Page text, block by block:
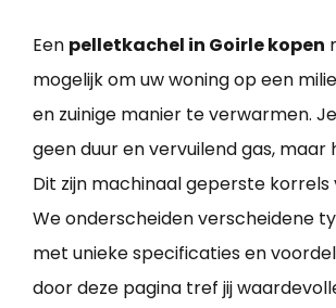
Een pelletkachel in Goirle kopen
mogelijk om uw woning op een
en zuinige manier te verwarmen.
geen duur en vervuilend gas, maar
Dit zijn machinaal geperste korrels
We onderscheiden verscheidene
met unieke specificaties en
door deze pagina tref jij